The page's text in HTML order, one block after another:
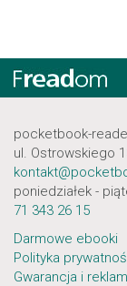
pocketbook-
ul. Ostrowskiego
poniedziałek -
71 343 26 15
Darmowe ebooki
Polityka
Gwarancja i